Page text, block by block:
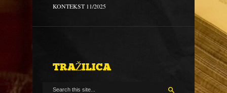
KONTEKST 11/2025
TRAŽILICA